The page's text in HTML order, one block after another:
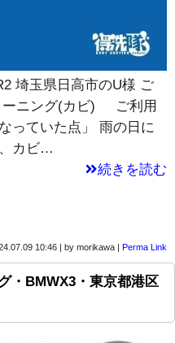
埼玉県日高市のU様 ご
ーニング(カビ) ご利用
っていた点」 雨の日に
カビ…
続きを読む
10:46 | by morikawa | Perma Link
・BMWX3・東京都港区